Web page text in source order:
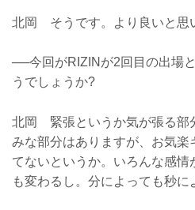
北岡 そうです。より良いと思
──今回がRIZINが2回目の出場
うでしょうか?
北岡 緊張というか気が張る部
みな部分はありますが、お気楽
てないというか。いろんな感情
も変わるし。分によっても秒に